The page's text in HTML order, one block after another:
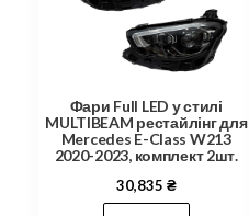
Фари Full LED у стилі
MULTIBEAM рестайлінг для
Mercedes E-Class W213
2020-2023, комплект 2шт.
30,835 ₴